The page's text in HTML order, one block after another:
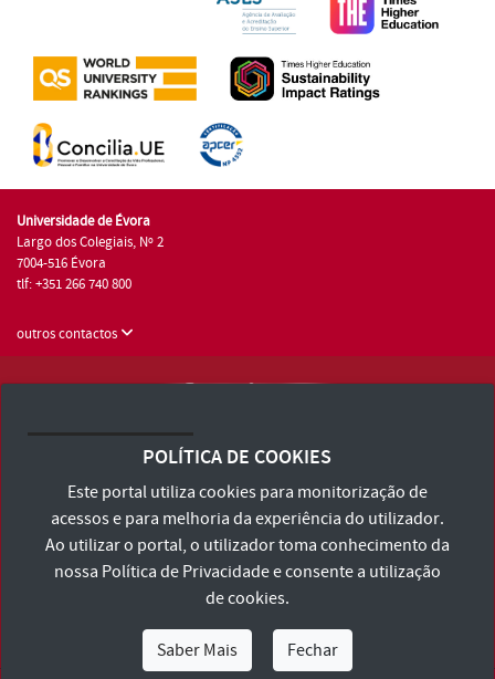
Universidade de Évora
Largo dos Colegiais, Nº 2
7004-516 Évora
tlf: +351 266 740 800
outros contactos
Consulte os Termos e Condições e Política de Privacidade
Declaração de Acessibilidade
POLÍTICA DE COOKIES
Este portal utiliza cookies para monitorização de
acessos e para melhoria da experiência do utilizador.
Ao utilizar o portal, o utilizador toma conhecimento da
nossa Política de Privacidadee consente a utilização
de cookies.
Saber Mais Fechar